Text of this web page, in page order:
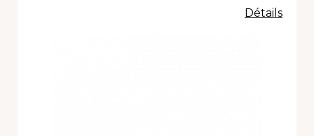
Détails